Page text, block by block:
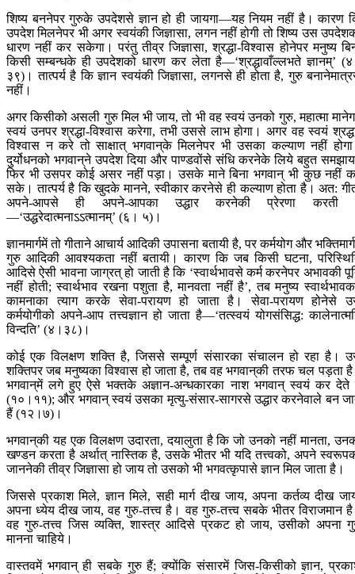
शिष्य बननेपर गुरुके उपदेशसे ज्ञान हो ही जायगा—यह नियम नहीं है। कारण
उपदेश मिलनेपर भी अगर स्वयंकी जिज्ञासा, लगन नहीं होगी तो शिष्य उस
धारण नहीं कर सकेगा। परंतु तीव्र जिज्ञासा, श्रद्धा-विश्वास होनेपर मनुष्य
किसी सम्बन्धके ही उपदेशको धारण कर लेता है—‘श्रद्धावाँल्लभते ज्ञानम्’
३९)। तात्पर्य है कि ज्ञान स्वयंकी जिज्ञासा, लगनसे ही होता है, गुरु
नहीं।
अगर किसीको असली गुरु मिल भी जाय, तो भी वह स्वयं उनको गुरु, महात्मा
स्वयं उनपर श्रद्धा-विश्वास करेगा, तभी उससे लाभ होगा। अगर वह स्वयं
विश्वास न करे तो साक्षात् भगवान‍्के मिलनेपर भी उसका कल्याण नहीं
दुर्योधनको भगवान‍्ने उपदेश दिया और पाण्डवोंसे संधि करनेके लिये बहुत
फिर भी उसपर कोई असर नहीं पड़ा। उसके माने बिना भगवान् भी कुछ नहीं
सके। तात्पर्य है कि खुदके मानने, स्वीकार करनेसे ही कल्याण होता है। अत:
अपने-आपसे ही अपने-आपका उद्धार करनेकी प्रेरणा करती
—‘उद्धरेदात्मनाऽऽत्मानम्’ (६। ५)।
ज्ञानमार्गमें तो गीताने आचार्य आदिकी उपासना बतायी है, पर कर्मयोग और
गुरु आदिकी आवश्यकता नहीं बतायी। कारण कि जब किसी घटना,
आदिसे ऐसी भावना जाग्रत् हो जाती है कि ‘स्वार्थभावसे कर्म करनेपर अभावकी
नहीं होती; स्वार्थभाव रखना पशुता है, मानवता नहीं है’, तब मनुष्य
कामनाका त्याग करके सेवा-परायण हो जाता है। सेवा-परायण होनेसे
कर्मयोगीको अपने-आप तत्त्वज्ञान हो जाता है—‘तत्स्वयं योगसंसिद्ध:
विन्दति’ (४।३८)।
कोई एक विलक्षण शक्ति है, जिससे सम्पूर्ण संसारका संचालन हो रहा है।
शक्तिपर जब मनुष्यका विश्वास हो जाता है, तब वह भगवान‍्की तरफ चल पड़ता
भगवान‍्में लगे हुए ऐसे भक्तके अज्ञान-अन्धकारका नाश भगवान् स्वयं कर देते
(१०।११); और भगवान् स्वयं उसका मृत्यु-संसार-सागरसे उद्धार करनेवाले बन
हैं (१२।७)।
भगवान‍्की यह एक विलक्षण उदारता, दयालुता है कि जो उनको नहीं मानता,
खण्डन करता है अर्थात् नास्तिक है, उसके भीतर भी यदि तत्त्वको, अपने
जाननेकी तीव्र जिज्ञासा हो जाय तो उसको भी भगवत्कृपासे ज्ञान मिल जाता है।
जिससे प्रकाश मिले, ज्ञान मिले, सही मार्ग दीख जाय, अपना कर्तव्य दीख
अपना ध्येय दीख जाय, वह गुरु-तत्त्व है। वह गुरु-तत्त्व सबके भीतर विराजमान
वह गुरु-तत्त्व जिस व्यक्ति, शास्त्र आदिसे प्रकट हो जाय, उसीको अपना
मानना चाहिये।
वास्तवमें भगवान् ही सबके गुरु हैं; क्योंकि संसारमें जिस-किसीको ज्ञान,